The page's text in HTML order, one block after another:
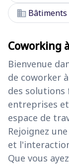
domain
Coworking
Bienvenue
de coworker
des solutions
entreprises
espace de
Rejoignez
et
Que vous